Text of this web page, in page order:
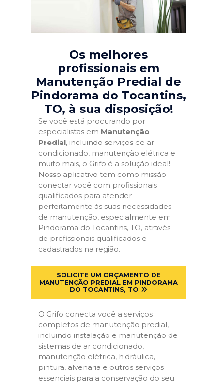
Os melhores
profissionais em
Manutenção Predial de
Pindorama do Tocantins,
TO, à sua disposição!
Se você está procurando por
especialistas em Manutenção
Predial, incluindo serviços de ar
condicionado, manutenção elétrica e
muito mais, o Grifo é a solução ideal!
Nosso aplicativo tem como missão
conectar você com profissionais
qualificados para atender
perfeitamente às suas necessidades
de manutenção, especialmente em
Pindorama do Tocantins, TO, através
de profissionais qualificados e
cadastrados na região.
SOLICITE UM ORÇAMENTO DE
MANUTENÇÃO PREDIAL EM PINDORAMA
DO TOCANTINS, TO
O Grifo conecta você a serviços
completos de manutenção predial,
incluindo instalação e manutenção de
sistemas de ar condicionado,
manutenção elétrica, hidráulica,
pintura, alvenaria e outros serviços
essenciais para a conservação do seu